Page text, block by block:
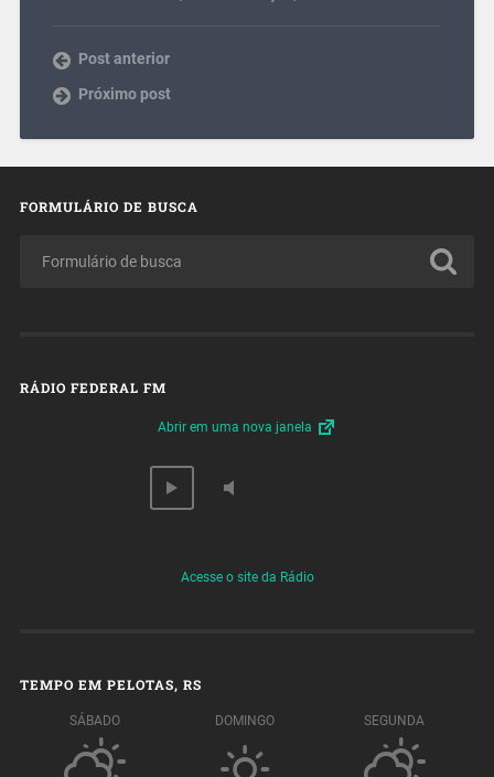
Post anterior
Próximo post
FORMULÁRIO DE BUSCA
RÁDIO FEDERAL FM
Abrir em uma nova janela
Acesse o site da Rádio
TEMPO EM PELOTAS, RS
SÁBADO DOMINGO SEGUNDA